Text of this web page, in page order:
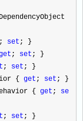
; set ; }
; set ; }
; set ; }
{ get ; set ; }
{ get ; se
; set ; }